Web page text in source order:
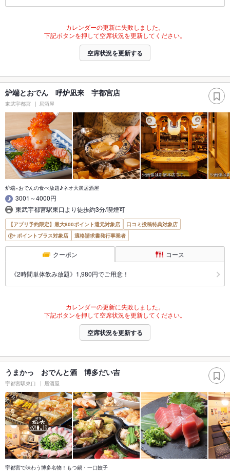
カレンダーの更新に失敗しました。
下記ボタンを押して空席状況を更新してください。
空席状況を更新する
炉端とおでん 呼炉凪来 宇都宮店
東武宇都宮 居酒屋
炉端×おでんの食べ放題♪ネオ大衆居酒屋
3001～4000円
東武宇都宮駅東口より徒歩約3分/喫煙可
【アプリ予約限定】最大800ポイント還元対象店
口コミ投稿特典対象店
ポイントプラス対象店
適格請求書発行事業者
クーポン コース
《2時間単体飲み放題》1,980円でご用意！
カレンダーの更新に失敗しました。
下記ボタンを押して空席状況を更新してください。
空席状況を更新する
うまかっ おでんと酒 博多だい吉
宇都宮駅東口 居酒屋
宇都宮で味わう博多名物！もつ鍋・一口餃子